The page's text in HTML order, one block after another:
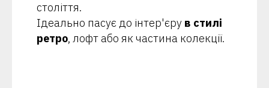
століття.
Ідеально пасує до інтер'єру в стилі
ретро, лофт або як частина колекції.